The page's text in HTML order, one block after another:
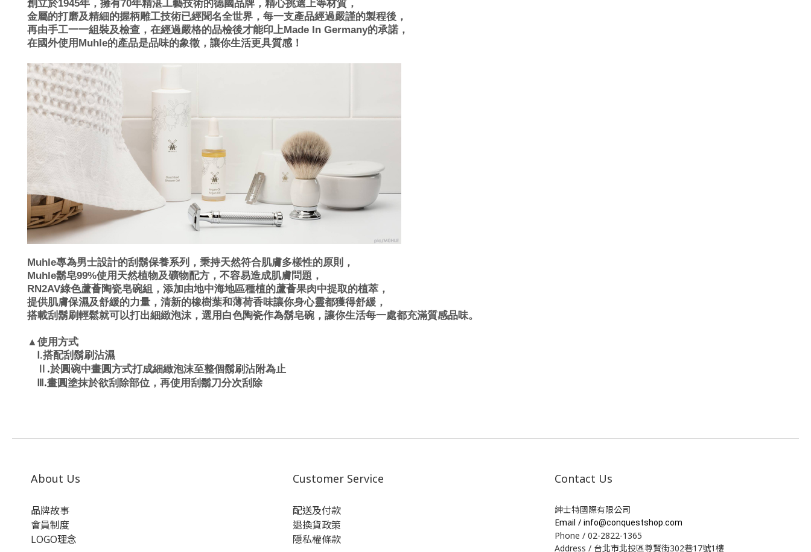
創立於1945年，擁有70年精湛工藝技術的德國品牌，精心挑選上等材質，
金屬的打磨及精細的握柄雕工技術已經聞名全世界，每一支產品經過嚴謹的製程後，
再由手工一一組裝及檢查，在經過嚴格的品檢後才能印上Made In Germany的承諾，
在國外使用Muhle的產品是品味的象徵，讓你生活更具質感！
Muhle專為男士設計的刮鬍保養系列，秉持天然符合肌膚多樣性的原則，
Muhle鬍皂99%使用天然植物及礦物配方， 不容易造成肌膚問題，
RN2AV綠色蘆薈陶瓷皂碗組，添加由地中海地區種植的蘆薈果肉中提取的植萃，
提供肌膚保濕及舒緩的力量，清新的橡樹葉和薄荷香味讓你身心靈都獲得舒緩，
搭載刮鬍刷輕鬆就可以打出細緻泡沫，選用白色陶瓷作為鬍皂碗，讓你生活每一處都充滿質感品味。
▲使用方式
Ⅰ.搭配刮鬍刷沾濕
.於圓碗中畫圓方式打成細緻泡沫至整個鬍刷沾附為止
Ⅲ.畫圓塗抹於欲刮除部位，再使用刮鬍刀分次刮除
About Us
品牌故事
會員制度
LOGO理念
Customer Service
配送及付款
退換貨政策
隱私權條款
Contact Us
紳士特國際有限公司
Email / info@conquestshop.com
Phone / 02-2822-1365
Address / 台北市北投區尊賢街302巷17號1樓